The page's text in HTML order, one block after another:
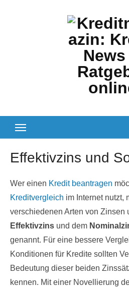
Effektivzins und
Wer einen Kredit beantragen
Kreditvergleich im Internet nutzt,
verschiedenen Arten von Zinsen
Effektivzins und dem
genannt. Für eine bessere
Konditionen für Kredite sollten
Bedeutung dieser beiden
kennen. Mit einer Novellierung